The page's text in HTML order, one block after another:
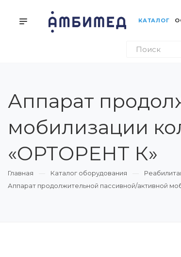
КАТАЛОГ
Аппарат
мобилизации
«ОРТОРЕНТ К»
Главная Каталог оборудования
Аппарат продолжительной пассивной/активной